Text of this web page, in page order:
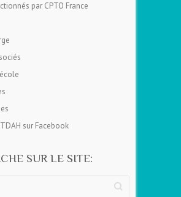
par CPTO France
sur Facebook
SUR LE SITE: